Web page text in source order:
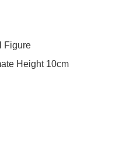
Figure
Height 10cm